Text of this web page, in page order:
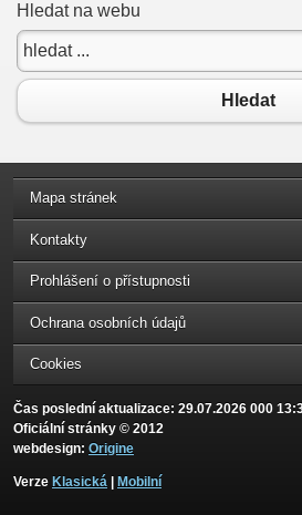
Hledat na webu
Hledat
Mapa stránek
Kontakty
Prohlášení o přístupnosti
Ochrana osobních údajů
Cookies
Čas poslední aktualizace: 29.07.2026 000
Oficiální stránky © 2012
webdesign: Origine
Verze Klasická Mobilní